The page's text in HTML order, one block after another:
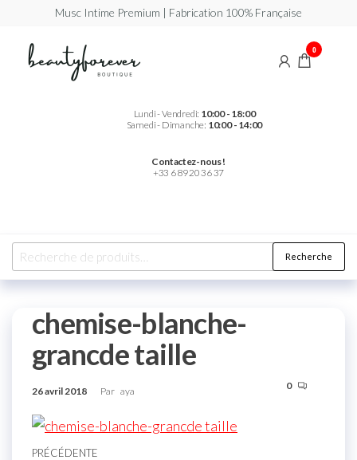
Musc Intime Premium | Fabrication 100% Française
Beautyforever
Lundi - Vendredi: 10:00 - 18:00
Samedi - Dimanche: 10:00 - 14:00
Contactez-nous !
+33 6 89 20 36 37
0
Recherche
chemise-blanche-
grancde taille
26 avril 2018 Par aya 0
PRÉCÉDENTE